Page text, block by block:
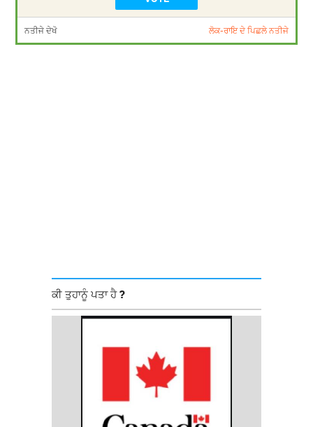
ਨਤੀਜੇ ਦੇਖੋ ਲੋਕ-ਰਾਇ ਦੇ ਪਿਛਲੇ ਨਤੀਜੇ
ਕੀ ਤੁਹਾਨੂੰ ਪਤਾ ਹੈ ?